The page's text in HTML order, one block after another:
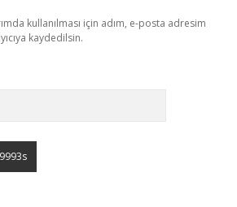
kullanılması için adım, e-posta adresim
kaydedilsin.